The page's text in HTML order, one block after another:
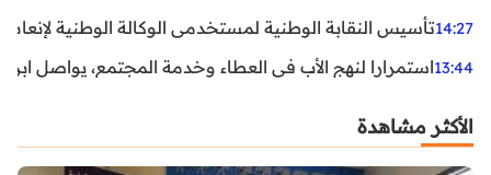
14:27تأسيس النقابة الوطنية لمستخدمي الوكالة الوطنية
13:44استمرارا لنهج الأب في العطاء وخدمة المجتمع، يواصل ابن
الأكثر مشاهدة